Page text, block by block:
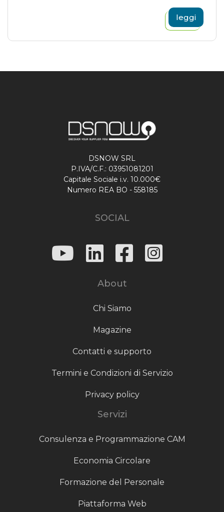
leggi
DSNOW SRL
P.IVA/C.F.: 03951081201
Capitale Sociale i.v. 10.000€
Numero REA BO - 558185
SOCIAL
About
Chi Siamo
Magazine
Contatti e supporto
Termini e Condizioni di Servizio
Privacy policy
Servizi
Consulenza e Programmazione CAM
Economia Circolare
Formazione del Personale
Piattaforma Web